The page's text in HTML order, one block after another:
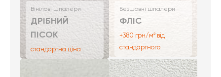
Вінілові шпалери
ДРІБНИЙ
ПІСОК
стандартна ціна
Безшовні шпалери
ФЛІС
+380 грн/м² від
стандартного